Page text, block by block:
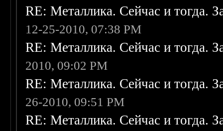
RE: Металлика. Сейчас и тогда.
12-25-2010, 07:38 PM
RE: Металлика. Сейчас и тогда.
2010, 09:02 PM
RE: Металлика. Сейчас и тогда.
26-2010, 09:51 PM
RE: Металлика. Сейчас и тогда.